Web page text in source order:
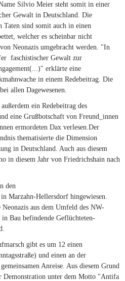
Silvio Meier steht somit in einer
Gewalt in Deutschland. Die
Taten sind somit auch in einen
welcher es scheinbar nicht
Neonazis umgebracht werden. "In
faschistischer Gewalt zur
erklärte eine
in einem Redebeitrag. Die
allen Dagewesenen.
ein Redebeitrag des
eine Grußbotschaft von Freund_innen
ermordeten Dax verlesen.Der
thematisierte die Dimension
in Deutschland. Auch aus diesem
in diesem Jahr von Friedrichshain nach
den
Marzahn-Hellersdorf hingewiesen.
aus dem Umfeld des NW-
Bau befindende Geflüchteten-
gibt es um 12 einen
und einen an der
Anreise. Aus diesem Grund
unter dem Motto "Antifa